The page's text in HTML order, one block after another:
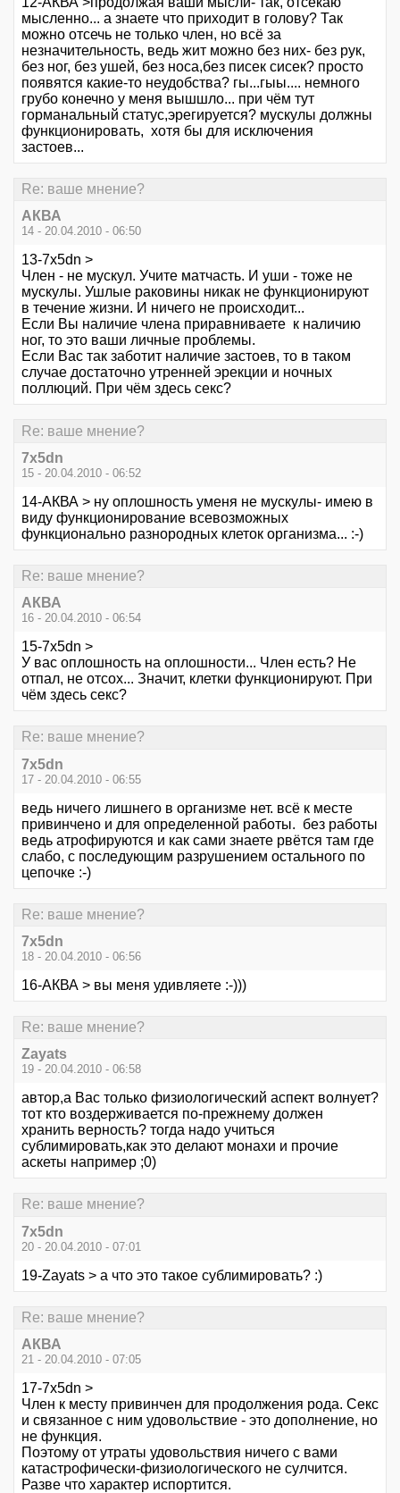
мысленно... а знаете что приходит в голову? Так
можно отсечь не только член, но всё за
незначительность, ведь жит можно без них- без рук,
без ног, без ушей, без носа,без писек сисек? просто
появятся какие-то неудобства? гы...гыы.... немного
грубо конечно у меня вышшло... при чём тут
горманальный статус,эрегируется? мускулы должны
функционировать, хотя бы для исключения
застоев...
Re: ваше мнение?
АКВА
14 - 20.04.2010 - 06:50
13-7x5dn >
Член - не мускул. Учите матчасть. И уши - тоже не
мускулы. Ушлые раковины никак не функционируют
в течение жизни. И ничего не происходит...
Если Вы наличие члена приравниваете к наличию
ног, то это ваши личные проблемы.
Если Вас так заботит наличие застоев, то в таком
случае достаточно утренней эрекции и ночных
поллюций. При чём здесь секс?
Re: ваше мнение?
7x5dn
15 - 20.04.2010 - 06:52
14-АКВА > ну оплошность уменя не мускулы- имею в
виду функционирование всевозможных
функционально разнородных клеток организма... :-)
Re: ваше мнение?
АКВА
16 - 20.04.2010 - 06:54
15-7x5dn >
У вас оплошность на оплошности... Член есть? Не
отпал, не отсох... Значит, клетки функционируют. При
чём здесь секс?
Re: ваше мнение?
7x5dn
17 - 20.04.2010 - 06:55
ведь ничего лишнего в организме нет. всё к месте
привинчено и для определенной работы. без работы
ведь атрофируются и как сами знаете рвётся там где
слабо, с последующим разрушением остального по
цепочке :-)
Re: ваше мнение?
7x5dn
18 - 20.04.2010 - 06:56
16-АКВА > вы меня удивляете :-)))
Re: ваше мнение?
Zayats
19 - 20.04.2010 - 06:58
автор,а Вас только физиологический аспект волнует?
тот кто воздерживается по-прежнему должен
хранить верность? тогда надо учиться
сублимировать,как это делают монахи и прочие
аскеты например ;0)
Re: ваше мнение?
7x5dn
20 - 20.04.2010 - 07:01
19-Zayats > а что это такое сублимировать? :)
Re: ваше мнение?
АКВА
21 - 20.04.2010 - 07:05
17-7x5dn >
Член к месту привинчен для продолжения рода. Секс
и связанное с ним удовольствие - это дополнение, но
не функция.
Поэтому от утраты удовольствия ничего с вами
катастрофически-физиологического не сулчится.
Разве что характер испортится.